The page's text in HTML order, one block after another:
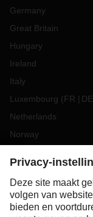
Germany
Great Britain
Hungary
Ireland
Italy
Luxembourg (FR DE
Netherlands
Norway
Romania
Slovakia